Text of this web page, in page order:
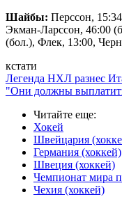
Шайбы: Перссон,
Экман-Ларссон, 46:00
(бол.), Флек, 13:00,
кстати
Легенда НХЛ разнес
"Они должны
Читайте еще:
Хокей
Швейцария
Германия (хоккей)
Швеция (хоккей)
Чемпионат мира
Чехия (хоккей)